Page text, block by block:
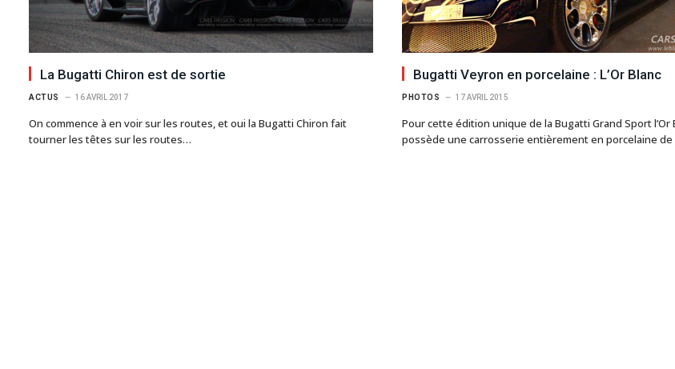
La Bugatti Chiron est de sortie
ACTUS 16 AVRIL 2017
On commence à en voir sur les routes, et oui la Bugatti Chiron fait
tourner les têtes sur les routes…
Bugatti Veyron en porcelaine : L’Or Blanc
PHOTOS 17 AVRIL 2015
Pour cette édition unique de la Bugatti Grand Sport l’Or
possède une carrosserie entièrement en porcelaine